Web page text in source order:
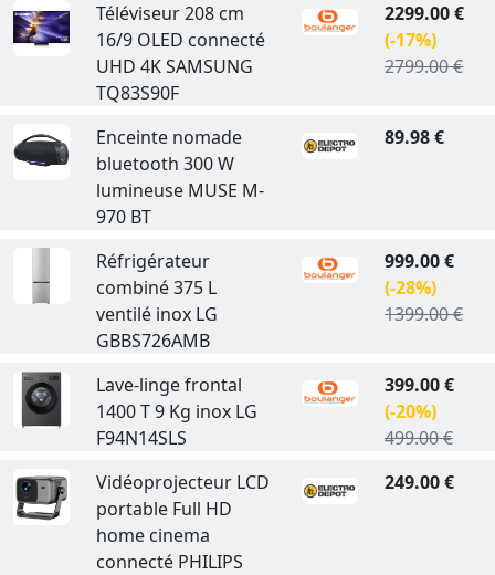
Téléviseur 208 cm
16/9 OLED connecté
UHD 4K SAMSUNG
TQ83S90F
2299.00 €
(-17%)
2799.00 €
Enceinte nomade
bluetooth 300 W
lumineuse MUSE M-
970 BT
89.98 €
Réfrigérateur
combiné 375 L
ventilé inox LG
GBBS726AMB
999.00 €
(-28%)
1399.00 €
Lave-linge frontal
1400 T 9 Kg inox LG
F94N14SLS
399.00 €
(-20%)
499.00 €
Vidéoprojecteur LCD
portable Full HD
home cinema
connecté PHILIPS
249.00 €